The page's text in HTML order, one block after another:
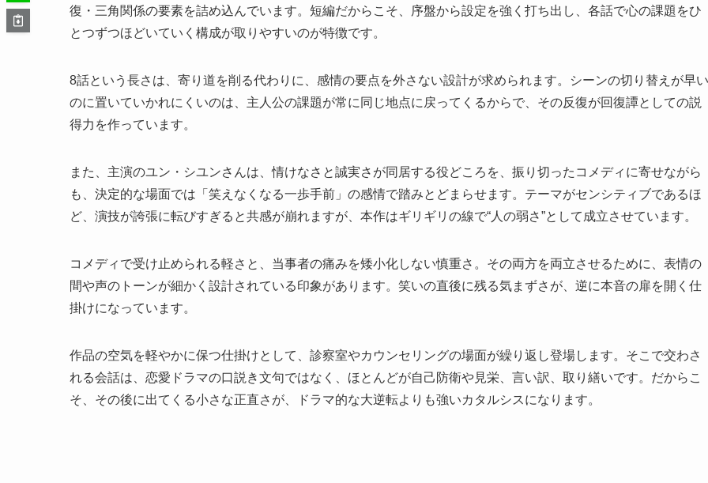
復・三角関係の要素を詰め込んでいます。短編だからこそ、序盤から設定を強く打ち出し、各話で心の課題をひ
とつずつほどいていく構成が取りやすいのが特徴です。
8話という長さは、寄り道を削る代わりに、感情の要点を外さない設計が求められます。シーンの切り替えが早い
のに置いていかれにくいのは、主人公の課題が常に同じ地点に戻ってくるからで、その反復が回復譚としての説
得力を作っています。
また、主演のユン・シユンさんは、情けなさと誠実さが同居する役どころを、振り切ったコメディに寄せながら
も、決定的な場面では「笑えなくなる一歩手前」の感情で踏みとどまらせます。テーマがセンシティブであるほ
ど、演技が誇張に転びすぎると共感が崩れますが、本作はギリギリの線で“人の弱さ”として成立させています。
コメディで受け止められる軽さと、当事者の痛みを矮小化しない慎重さ。その両方を両立させるために、表情の
間や声のトーンが細かく設計されている印象があります。笑いの直後に残る気まずさが、逆に本音の扉を開く仕
掛けになっています。
作品の空気を軽やかに保つ仕掛けとして、診察室やカウンセリングの場面が繰り返し登場します。そこで交わさ
れる会話は、恋愛ドラマの口説き文句ではなく、ほとんどが自己防衛や見栄、言い訳、取り繕いです。だからこ
そ、その後に出てくる小さな正直さが、ドラマ的な大逆転よりも強いカタルシスになります。